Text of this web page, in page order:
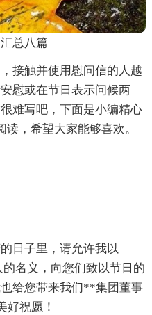
总八篇
接触并使用慰问信的人越
慰或在节日表示问候两
难写吧，下面是小编精心
，希望大家能够喜欢。
日子里，请允许我以
名义，向您们致以节日的
给您带来我们**集团董事
祝愿！